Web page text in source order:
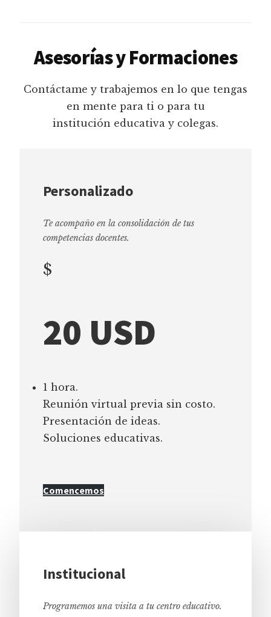
Asesorías y Formaciones
Contáctame y trabajemos en lo que tengas
en mente para ti o para tu
institución educativa y colegas.
Personalizado
Te acompaño en la consolidación de tus
competencias docentes.
$
20 USD
1 hora.
Reunión virtual previa sin costo.
Presentación de ideas.
Soluciones educativas.
Comencemos
Institucional
Programemos una visita a tu centro educativo.